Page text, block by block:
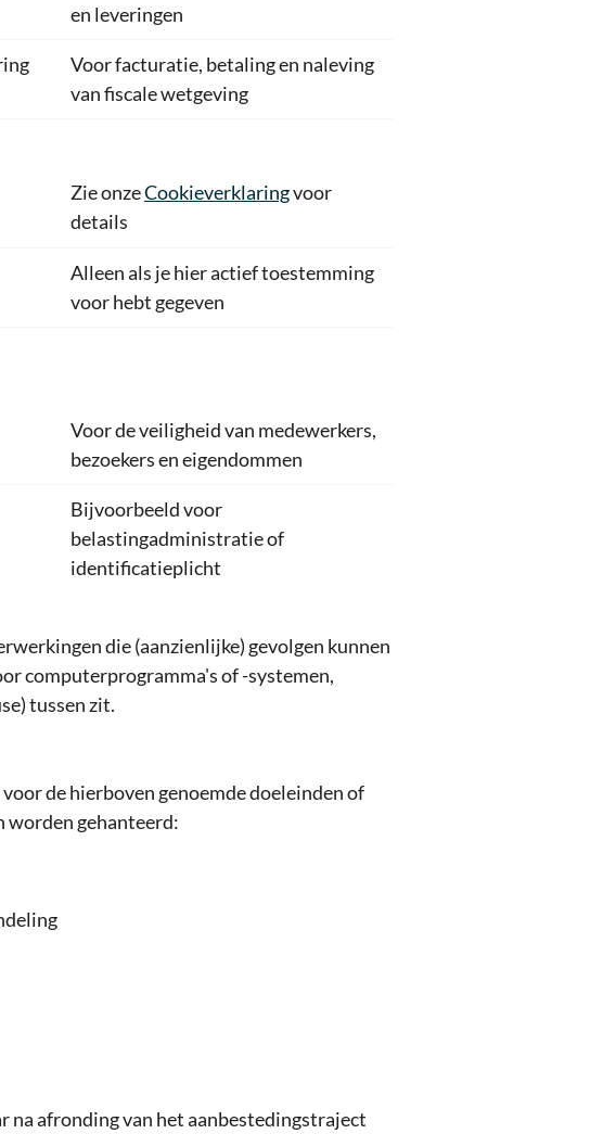
en leveringen
Voor facturatie, betaling en naleving
van fiscale wetgeving
Zie onzeCookieverklaringvoor
details
Alleen als je hier actief toestemming
voor hebt gegeven
Voor de veiligheid van medewerkers,
bezoekers en eigendommen
Bijvoorbeeld voor
belastingadministratie of
identificatieplicht
die (aanzienlijke) gevolgen kunnen
computerprogramma's of -systemen,
tussen zit.
de hierboven genoemde doeleinden of
worden gehanteerd:
na afronding van het aanbestedingstraject